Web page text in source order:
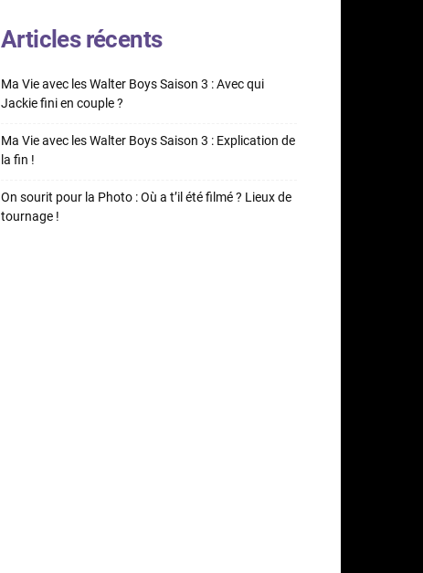
Articles récents
Ma Vie avec les Walter Boys Saison 3 : Avec qui
Jackie fini en couple ?
Ma Vie avec les Walter Boys Saison 3 : Explication de
la fin !
On sourit pour la Photo : Où a t’il été filmé ? Lieux de
tournage !